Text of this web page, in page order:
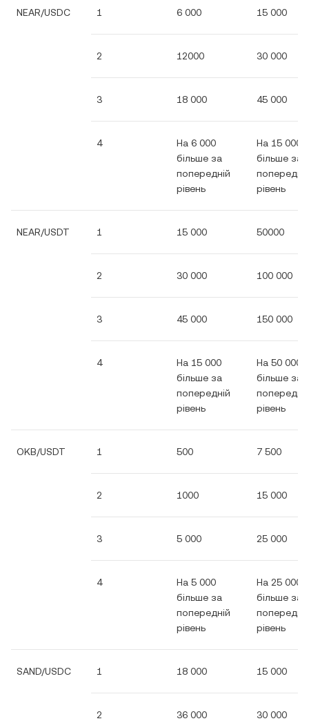
NEAR/USDC 1 6 000 15 000
2 12000 30 000
3 18 000 45 000
4
На 6 000
більше за
попередній
рівень
На 15 000
більше за
рівень
NEAR/USDT 1 15 000 50000
2 30 000 100 000
3 45 000 150 000
4
На 15 000
більше за
попередній
рівень
На 50 000
більше за
рівень
OKB/USDT 1 500 7 500
2 1000 15 000
3 5 000 25 000
4
На 5 000
більше за
попередній
рівень
На 25 000
більше за
рівень
SAND/USDC 1 18 000 15 000
2 36 000 30 000